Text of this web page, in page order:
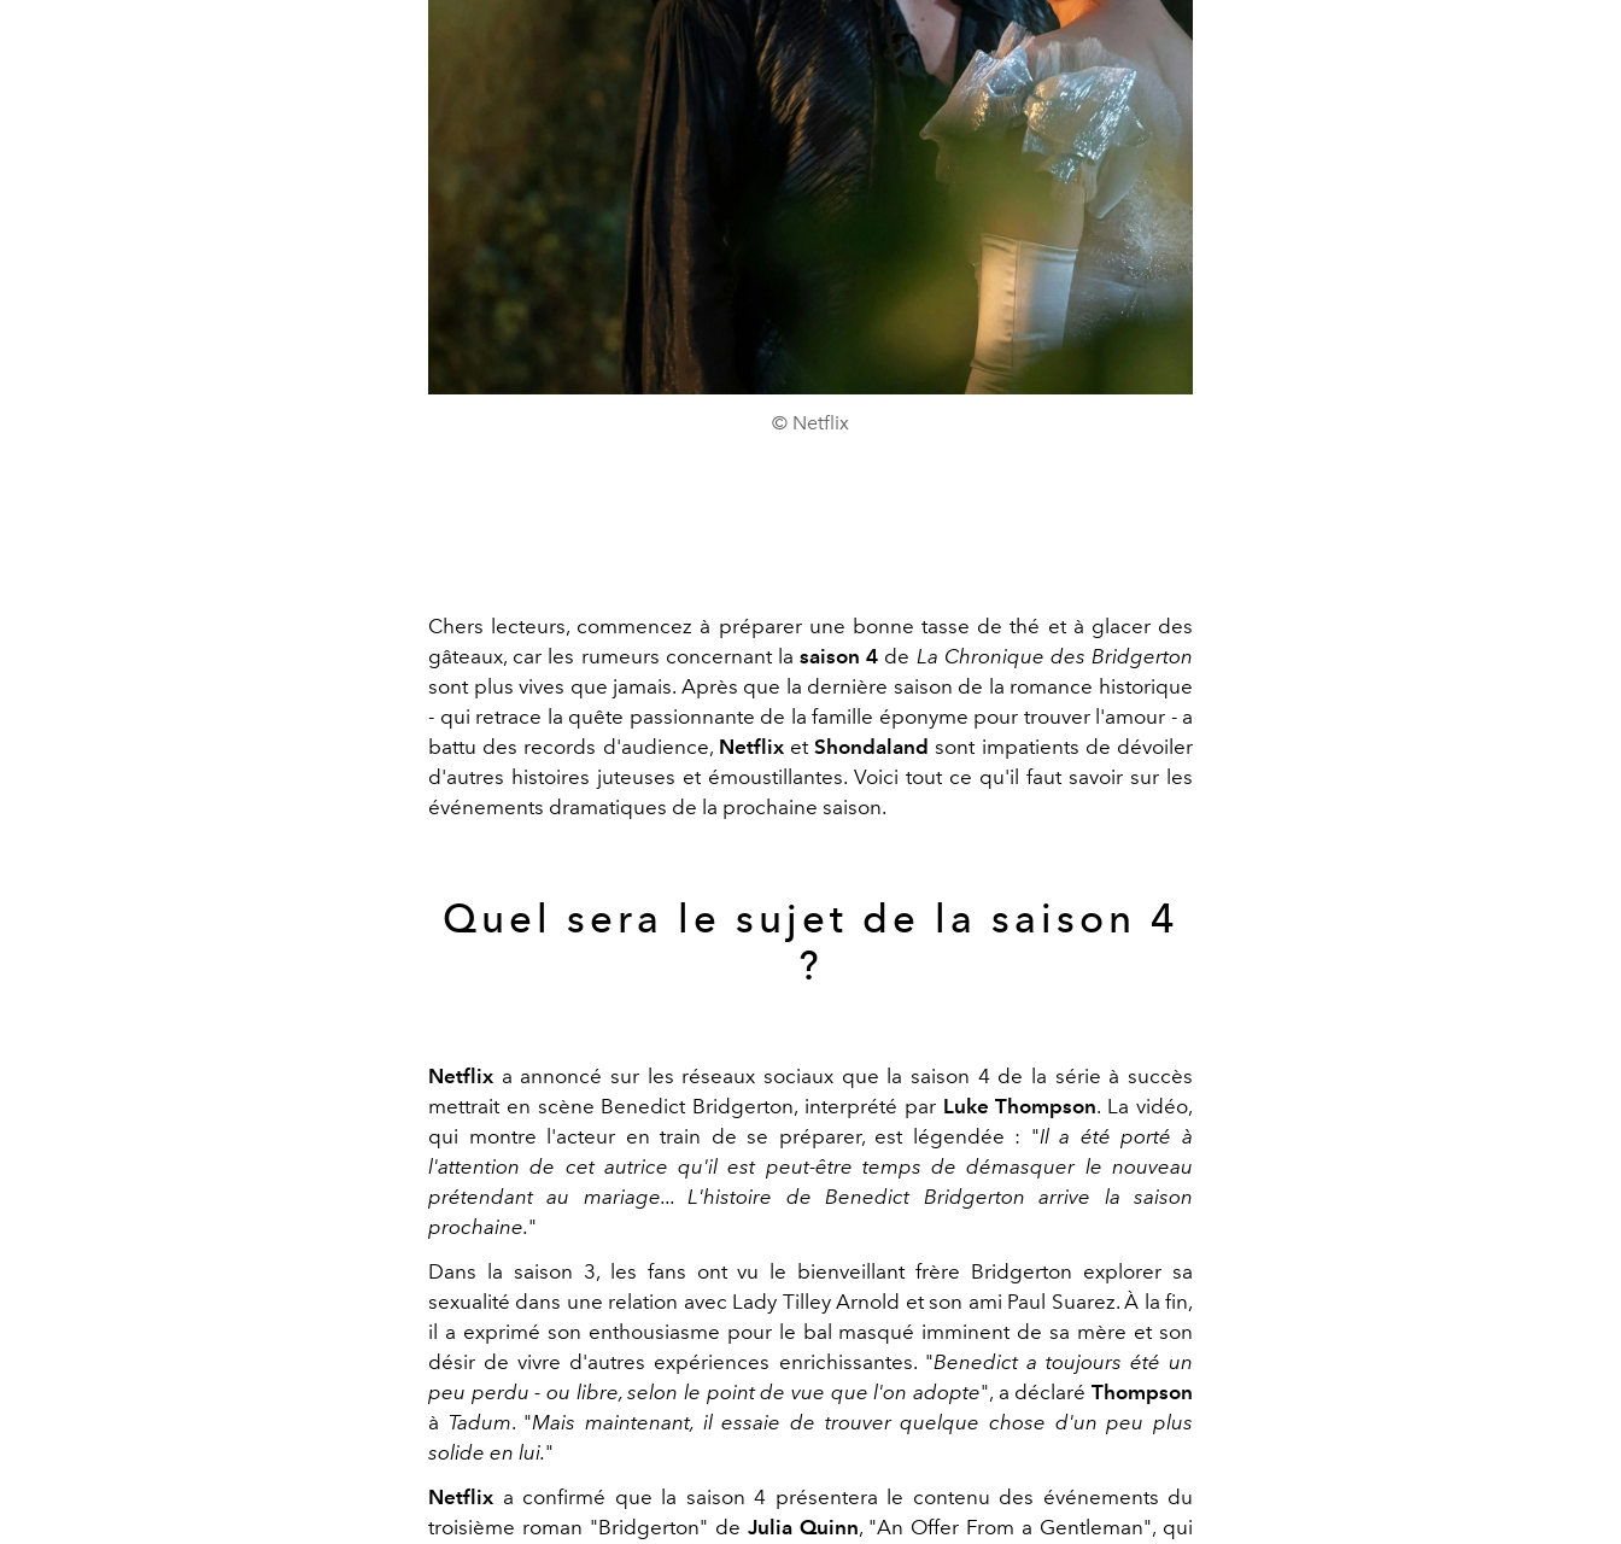
© Netflix
Chers lecteurs, commencez à préparer une bonne tasse de thé et à glacer des
gâteaux, car les rumeurs concernant la saison 4 de La Chronique des Bridgerton
sont plus vives que jamais. Après que la dernière saison de la romance historique
- qui retrace la quête passionnante de la famille éponyme pour trouver l'amour - a
battu des records d'audience, NetflixetShondaland sont impatients de dévoiler
d'autres histoires juteuses et émoustillantes. Voici tout ce qu'il faut savoir sur les
événements dramatiques de la prochaine saison.
Quel sera le sujet de la saison 4
?
Netflix a annoncé sur les réseaux sociaux que la saison 4 de la série à succès
mettrait en scène Benedict Bridgerton, interprété par Luke Thompson. La vidéo,
qui montre l'acteur en train de se préparer, est légendée : "Il a été porté à
l'attention de cet autrice qu'il est peut-être temps de démasquer le nouveau
prétendant au mariage... L'histoire de Benedict Bridgerton arrive la saison
prochaine."
Dans la saison 3, les fans ont vu le bienveillant frère Bridgerton explorer sa
sexualité dans une relation avec Lady Tilley Arnold et son ami Paul Suarez. À la fin,
il a exprimé son enthousiasme pour le bal masqué imminent de sa mère et son
désir de vivre d'autres expériences enrichissantes. "Benedict a toujours été un
peu perdu - ou libre, selon le point de vue que l'on adopte", a déclaré Thompson
à Tadum. "Mais maintenant, il essaie de trouver quelque chose d'un peu plus
solide en lui."
Netflix a confirmé que la saison 4 présentera le contenu des événements du
troisième roman "Bridgerton" de Julia Quinn, "An Offer From a Gentleman", qui